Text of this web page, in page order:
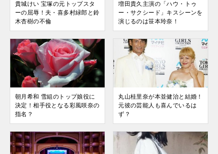
貴城けい 宝塚の元トップスタ
ーの屈辱！夫・喜多村緑郎と鈴
木杏樹の不倫
増田貴久主演の「ハウ・トゥ
ー・サクシード」キスシーンを
演じるのは笹本玲奈！
朝月希和 雪組のトップ娘役に
決定！相手役となる彩風咲奈の
指名？
丸山桂里奈が本並健治と結婚！
元彼の芸能人も喜んでいるは
ず？